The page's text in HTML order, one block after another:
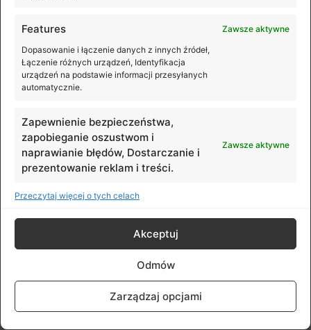
Features
Zawsze aktywne
Dopasowanie i łączenie danych z innych źródeł,
Łączenie różnych urządzeń, Identyfikacja
urządzeń na podstawie informacji przesyłanych
automatycznie.
Zapewnienie bezpieczeństwa,
zapobieganie oszustwom i
naprawianie błędów, Dostarczanie i
prezentowanie reklam i treści.
Zawsze aktywne
Przeczytaj więcej o tych celach
Akceptuj
Odmów
Zarządzaj opcjami
2.7K: 3x
Tryby QuickShots:
Dronie, Helix, Rocket, Circle, Boomerang
Wspierane systemy plików
FAT32 (≤32 GB); exFAT (>32 GB)
Obsługiwane formaty zdjęć